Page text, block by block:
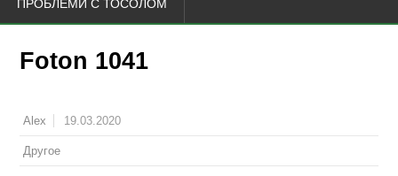
ПРОБЛЕМИ С ТОСОЛОМ
Foton 1041
Alex 19.03.2020
Другое